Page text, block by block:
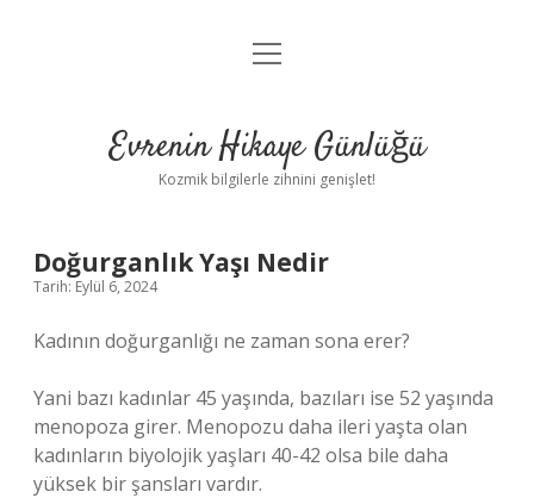
Anasayfa
Yasal Uyarı
menüyü
Evrenin Hikaye Günlüğü
Kozmik bilgilerle zihnini genişlet!
Doğurganlık Yaşı Nedir
Tarih: Eylül 6, 2024
Kadının doğurganlığı ne zaman sona erer?
Yani bazı kadınlar 45 yaşında, bazıları ise 52 yaşında
menopoza girer. Menopozu daha ileri yaşta olan
kadınların biyolojik yaşları 40-42 olsa bile daha
yüksek bir şansları vardır.